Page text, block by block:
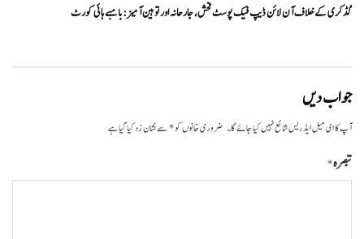
گڈکری کے خلاف آن لائن ڈیپ فیک پوسٹ فحش، جارحانہ اور توہین آمیز:بامبے ہائی کورٹ
جواب دیں
آپ کا ای میل ایڈریس شائع نہیں کیا جائے گا۔ ضروری خانوں کو*سے نشان زد کیا گیا ہے
تبصرہ*